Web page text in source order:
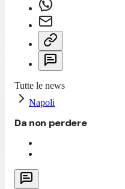
Tutte le news
Napoli
Da non perdere